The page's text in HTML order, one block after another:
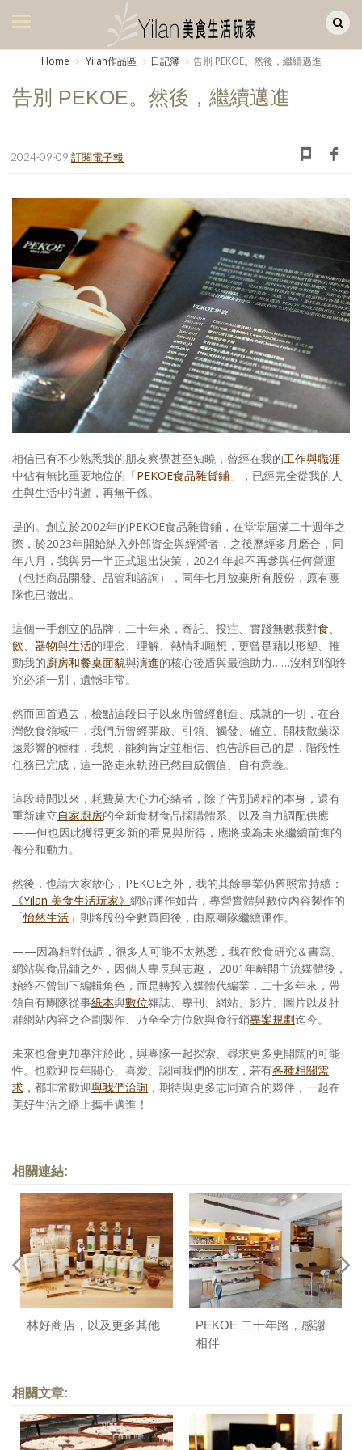
美食集
書房集
日記簿
餐桌週記
享樂隨手拍
照相簿
歷史區
個人著作
活動實況記錄
合作與代言
訂閱電子報
Home Yilan作品區 日記簿 告別 PEKOE。然後，繼續邁進
告別 PEKOE。然後，繼續邁進
2024-09-09 訂閱電子報
相信已有不少熟悉我的朋友察覺甚至知曉，曾經在我的工作與職涯
中佔有無比重要地位的「PEKOE食品雜貨鋪 」，已經完全從我的人
生與生活中消逝，再無干係。
是的。創立於2002年的PEKOE食品雜貨鋪，在堂堂屆滿二十週年之
際，於2023年開始納入外部資金與經營者，之後歷經多月磨合，同
年八月，我與另一半正式退出決策，2024 年起不再參與任何營運
（包括商品開發、品管和諮詢），同年七月放棄所有股份，原有團
隊也已撤出。
這個一手創立的品牌，二十年來，寄託、投注、實踐無數我對食、
飲、 器物與生活的理念、理解、熱情和願想，更曾是藉以形塑、推
動我的廚房和餐桌面貌與演進的核心後盾與最強助力……沒料到卻終
究必須一別，遺憾非常。
然而回首過去，檢點這段日子以來所曾經創造、成就的一切，在台
灣飲食領域中，我們所曾經開啟、引領、觸發、確立、開枝散葉深
遠影響的種種，我想，能夠肯定並相信、也告訴自己的是，階段性
任務已完成，這一路走來軌跡已然自成價值、自有意義。
這段時間以來，耗費莫大心力心緒者，除了告別過程的本身，還有
重新建立自家廚房的全新食材食品採購體系、以及自力調配供應
——但也因此獲得更多新的看見與所得，應將成為未來繼續前進的
養分和動力。
然後，也請大家放心，PEKOE之外，我的其餘事業仍舊照常持續：
《Yilan 美食生活玩家》 網站運作如昔，專營實體與數位內容製作的
「怡然生活 」則將股份全數買回後，由原團隊繼續運作。
——因為相對低調，很多人可能不太熟悉，我在飲食研究＆書寫、
網站與食品鋪之外，因個人專長與志趣， 2001年離開主流媒體後，
始終不曾卸下編輯角色，而是轉投入媒體代編業，二十多年來，帶
領自有團隊從事紙本與數位雜誌、專刊、網站、影片、圖片以及社
群網站內容之企劃製作、乃至全方位飲與食行銷專案規劃迄今。
未來也會更加專注於此，與團隊一起探索、尋求更多更開闊的可能
性。也歡迎長年關心、喜愛、認同我們的朋友，若有各種相關需
求 ，都非常歡迎與我們洽詢 ，期待與更多志同道合的夥伴，一起在
美好生活之路上攜手邁進！
相關連結:
林好商店，以及更多其他
PEKOE 二十年路，感謝
相伴
相關文章: